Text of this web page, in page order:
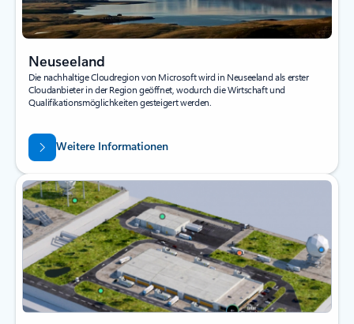
Neuseeland
Die nachhaltige Cloudregion von Microsoft wird in Neuseeland als erster
Cloudanbieter in der Region geöffnet, wodurch die Wirtschaft und
Qualifikationsmöglichkeiten gesteigert werden.
Weitere Informationen